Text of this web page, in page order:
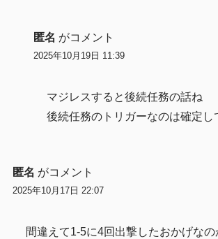
匿名 がコメント
2025年10月19日 11:39
マジレスすると後続任務の話ね
後続任務のトリガーなのは確定し
匿名 がコメント
2025年10月17日 22:07
間違えて1-5に4回出撃したおかげなの